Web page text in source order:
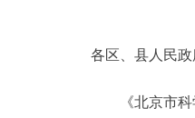
各区、县人民
《北京市科学